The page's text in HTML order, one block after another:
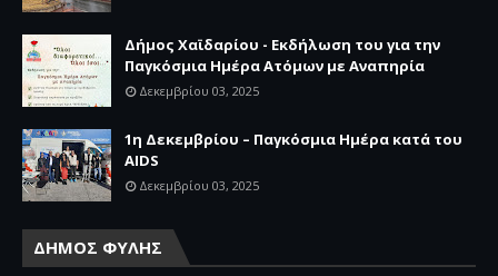
Δήμος Χαϊδαρίου - Εκδήλωση του για την
Παγκόσμια Ημέρα Ατόμων με Αναπηρία
Δεκεμβρίου 03, 2025
1η Δεκεμβρίου – Παγκόσμια Ημέρα κατά του
AIDS
Δεκεμβρίου 03, 2025
ΔΗΜΟΣ ΦΥΛΗΣ